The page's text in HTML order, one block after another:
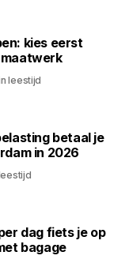
kies eerst
leestijd
betaal je
in 2026
dag fiets je op
bagage